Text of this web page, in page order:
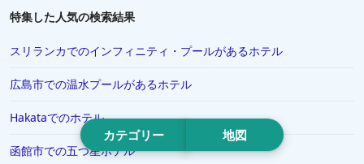
富良野市でのホテル
Hanedaでのホテル
八丈町でのホテル
滋賀県でのホテル
カテゴリー 地図
特集した人気の検索結果
スリランカでのインフィニティ・プールがあるホテル
広島市での温水プールがあるホテル
Hakataでのホテル
函館市での五つ星ホテル